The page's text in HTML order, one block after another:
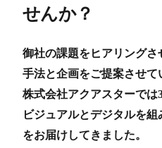
せんか？
御社の課題をヒアリング
手法と企画をご提案させて
株式会社アクアスターでは
ビジュアルとデジタルを
をお届けしてきました。